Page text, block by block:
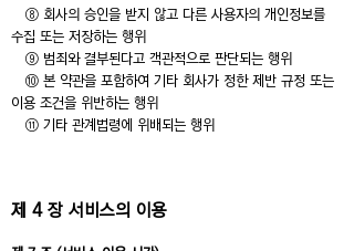
⑧ 회사의 승인을 받지 않고 다른 사용자의 개인정보를
수집 또는 저장하는 행위
⑨ 범죄와 결부된다고 객관적으로 판단되는 행위
⑩ 본 약관을 포함하여 기타 회사가 정한 제반 규정 또는
이용 조건을 위반하는 행위
⑪ 기타 관계법령에 위배되는 행위
제 4 장 서비스의 이용